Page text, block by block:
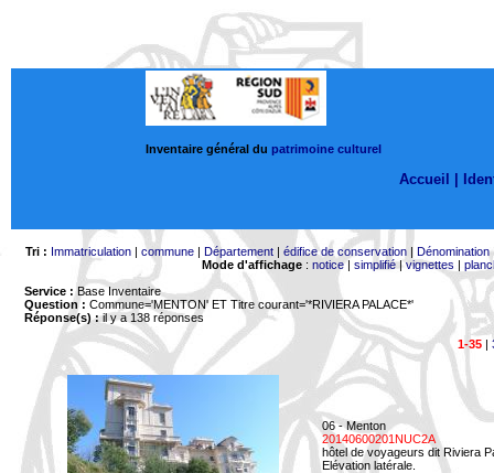
Inventaire général du patrimoine culturel
Accueil |
Tri : Immatriculation| commune| Département| édifice de conservation| Dénomination
Mode d'affichage: notice| simplifié|vignettes |
Service : Base Inventaire
Question : Commune='MENTON' ET Titre courant='*RIVIERA PALACE*'
Réponse(s) :il y a 138 réponses
1-35|
06 - Menton
20140600201NUC2A
hôtel de voyageurs dit Riviera
Elévation latérale.